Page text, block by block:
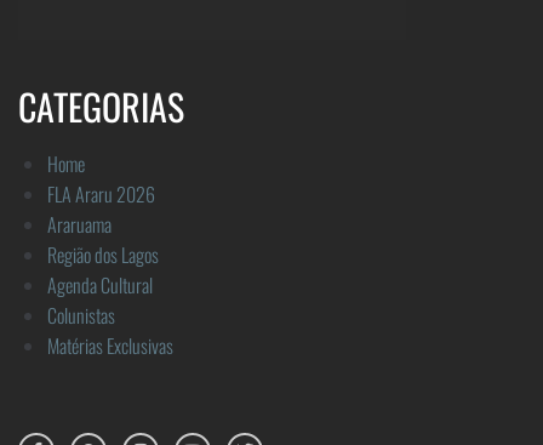
CATEGORIAS
Home
FLA Araru 2026
Araruama
Região dos Lagos
Agenda Cultural
Colunistas
Matérias Exclusivas